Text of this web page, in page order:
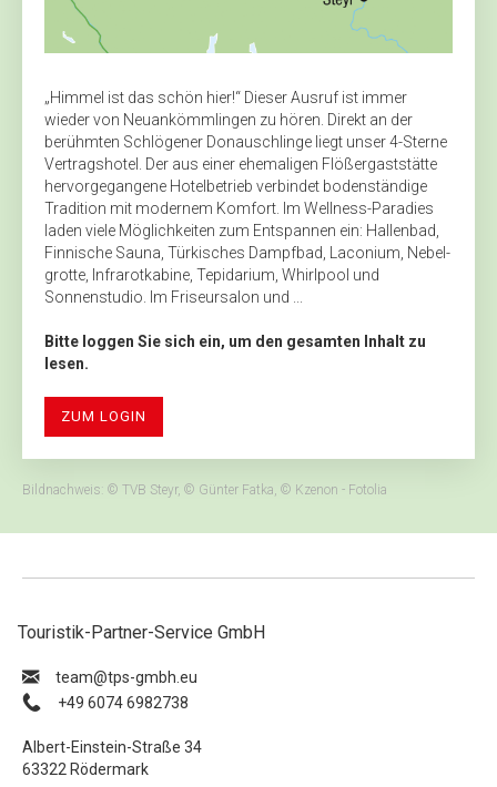
„Himmel ist das schön hier!“ Dieser Ausruf ist immer
wieder von Neu­ankömmlingen zu hören. Direkt an der
berühmten Schlögener Donauschlinge liegt unser 4-Sterne
Vertragshotel. Der aus einer ehemaligen Flößergaststätte
hervorgegangene Hotelbetrieb verbindet bodenständige
Tradition mit ­modernem Komfort. Im Wellness-Paradies
laden viele Möglichkeiten zum Entspannen ein: Hallenbad,
Finnische Sauna, Türkisches Dampfbad, Laco­nium, Nebel­
grotte, Infrarotkabine, Tepidarium, Whirlpool und
Sonnenstudio. Im Friseursalon und ...
Bitte loggen Sie sich ein, um den gesamten Inhalt zu
lesen.
ZUM LOGIN
Bildnachweis: © TVB Steyr, © Günter Fatka, © Kzenon - Fotolia
Touristik-Partner-Service GmbH
ue.hbmg-spt@maet
+49 6074 6982738
Albert-Einstein-Straße 34
63322 Rödermark